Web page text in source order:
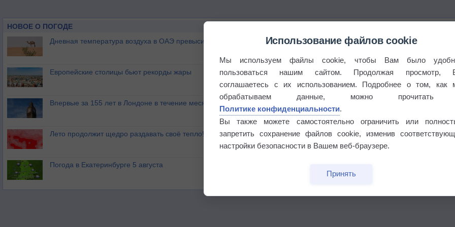
НОВОЕ О ПОГОДЕ
Дневная температура воздуха в ОАЭ превысила +51°
Европейские столицы бьют рекорды жары
Впервые за 155 лет в Лондоне в течение месяца не выпадал дождь
Лето продолжит щедро раздавать своё тепло!
Погода в Екатеринбурге 5 августа
Использование файлов cookie
Мы используем файлы cookie, чтобы Вам было
пользоваться нашим сайтом. Продолжая просмотр,
соглашаетесь с их использованием. Подробнее о том, как
обрабатываем данные, можно прочитать
Политике конфиденциальности.
Вы также можете самостоятельно ограничить или
запретить сохранение файлов cookie, изменив
настройки безопасности в Вашем веб-браузере.
Принять